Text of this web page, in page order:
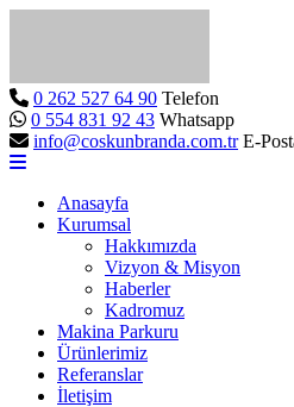
0 262 527 64 90 Telefon
0 554 831 92 43 Whatsapp
info@coskunbranda.com.tr E-
Anasayfa
Kurumsal
Hakkımızda
Vizyon & Misyon
Haberler
Kadromuz
Makina Parkuru
Ürünlerimiz
Referanslar
İletişim